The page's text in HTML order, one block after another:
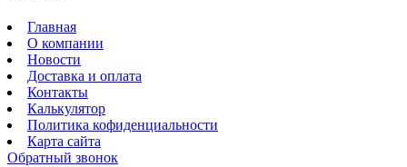
Главная
О компании
Новости
Доставка и оплата
Контакты
Калькулятор
Политика кофиденциальности
Карта сайта
Обратный звонок